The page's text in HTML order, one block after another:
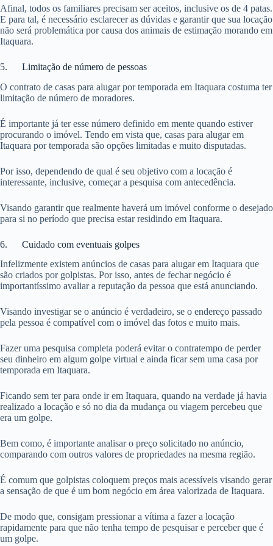
Afinal, todos os familiares precisam ser aceitos, inclusive os de 4 patas.
E para tal, é necessário esclarecer as dúvidas e garantir que sua locação
não será problemática por causa dos animais de estimação morando em
Itaquara.
5. Limitação de número de pessoas
O contrato de casas para alugar por temporada em Itaquara costuma ter
limitação de número de moradores.
É importante já ter esse número definido em mente quando estiver
procurando o imóvel. Tendo em vista que, casas para alugar em
Itaquara por temporada são opções limitadas e muito disputadas.
Por isso, dependendo de qual é seu objetivo com a locação é
interessante, inclusive, começar a pesquisa com antecedência.
Visando garantir que realmente haverá um imóvel conforme o desejado
para si no período que precisa estar residindo em Itaquara.
6. Cuidado com eventuais golpes
Infelizmente existem anúncios de casas para alugar em Itaquara que
são criados por golpistas. Por isso, antes de fechar negócio é
importantíssimo avaliar a reputação da pessoa que está anunciando.
Visando investigar se o anúncio é verdadeiro, se o endereço passado
pela pessoa é compatível com o imóvel das fotos e muito mais.
Fazer uma pesquisa completa poderá evitar o contratempo de perder
seu dinheiro em algum golpe virtual e ainda ficar sem uma casa por
temporada em Itaquara.
Ficando sem ter para onde ir em Itaquara, quando na verdade já havia
realizado a locação e só no dia da mudança ou viagem percebeu que
era um golpe.
Bem como, é importante analisar o preço solicitado no anúncio,
comparando com outros valores de propriedades na mesma região.
É comum que golpistas coloquem preços mais acessíveis visando gerar
a sensação de que é um bom negócio em área valorizada de Itaquara.
De modo que, consigam pressionar a vítima a fazer a locação
rapidamente para que não tenha tempo de pesquisar e perceber que é
um golpe.